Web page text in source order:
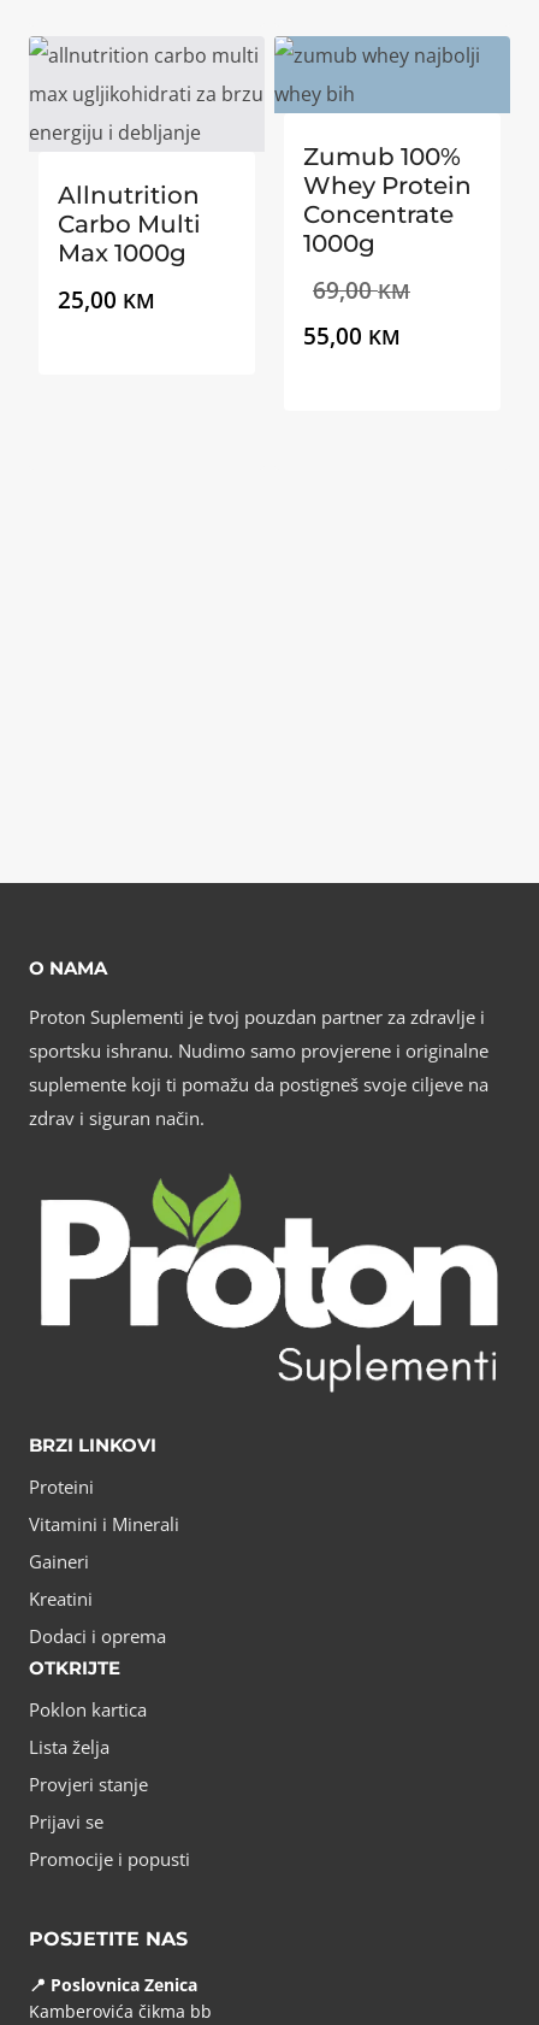
59,00 KM.
45,00 KM.
Allnutrition
Carbo Multi
Max 1000g
25,00 KM
Zumub 100%
Whey Protein
Concentrate
1000g
69,00KMIzvorna
55,00 KM
O NAMA
Proton Suplementi je tvoj pouzdan partner za zdravlje i
sportsku ishranu. Nudimo samo provjerene i originalne
suplemente koji ti pomažu da postigneš svoje ciljeve na
zdrav i siguran način.
BRZI LINKOVI
Proteini
Vitamini i Minerali
Gaineri
Kreatini
Dodaci i oprema
OTKRIJTE
Poklon kartica
Lista želja
Provjeri stanje
Prijavi se
Promocije i popusti
POSJETITE NAS
📍 Poslovnica Zenica
Kamberovića čikma bb